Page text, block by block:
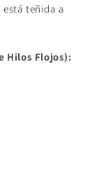
teñida a
Hilos Flojos):